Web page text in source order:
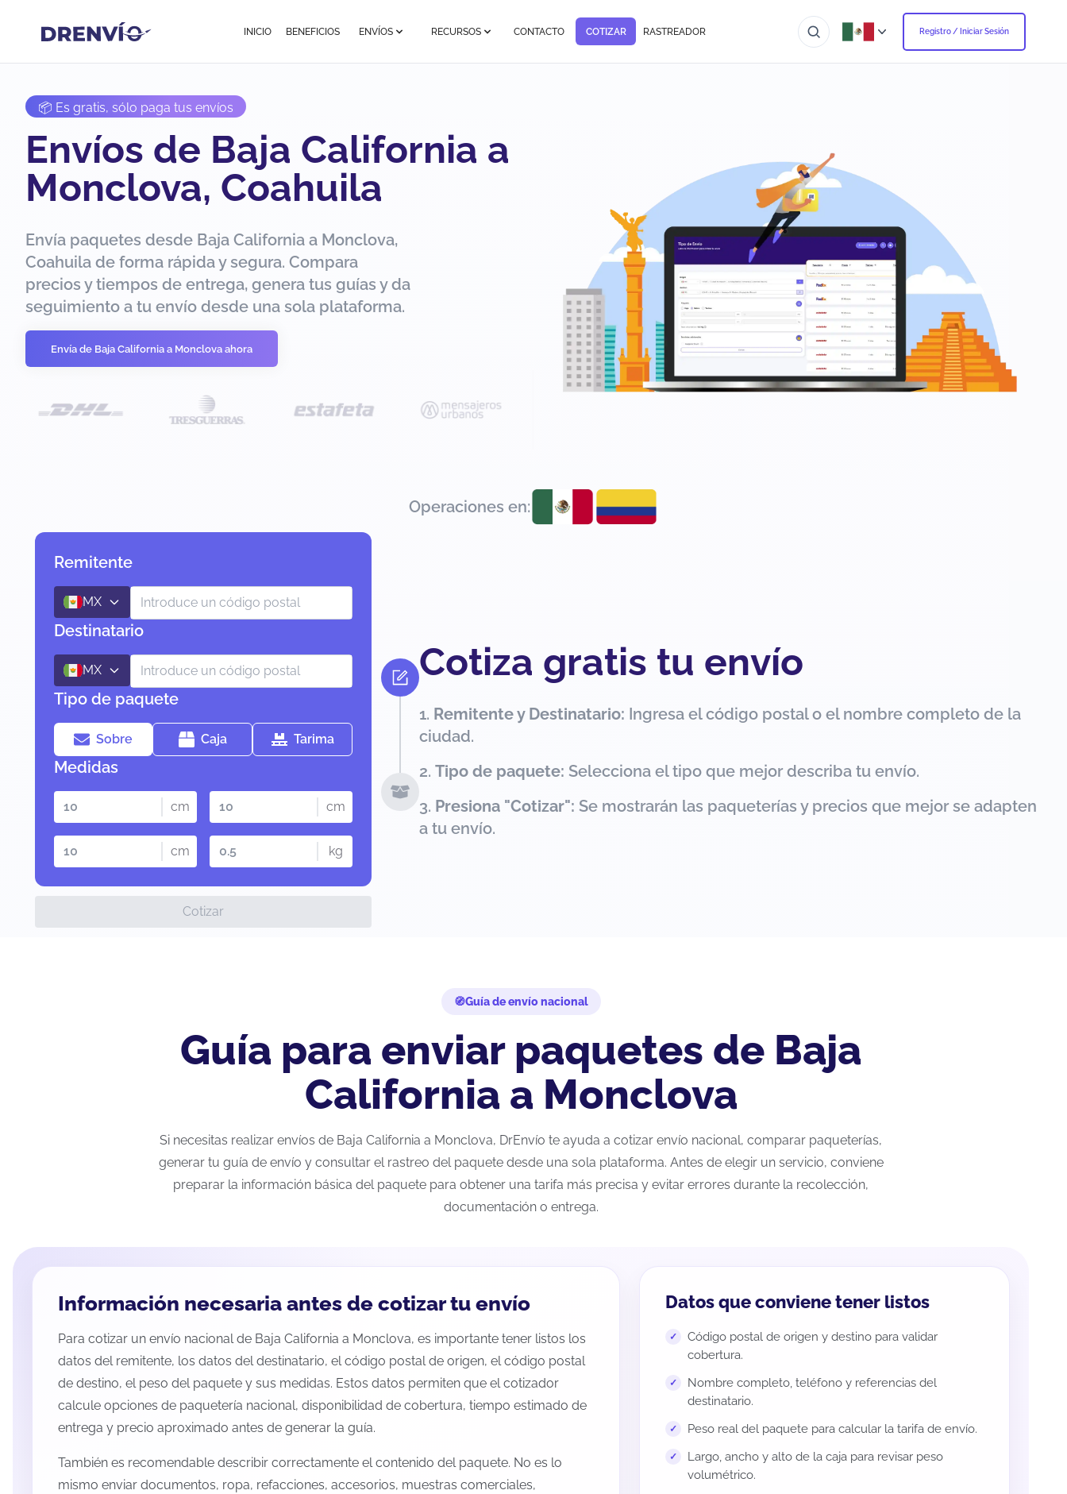
INICIO BENEFICIOS ENVÍOS RECURSOS CONTACTO COTIZAR RASTREADOR Registro / Iniciar Sesión
📦 Es gratis, sólo paga tus envíos
Envíos de Baja California a
Monclova, Coahuila
Envía paquetes desde Baja California a Monclova,
Coahuila de forma rápida y segura. Compara
precios y tiempos de entrega, genera tus guías y da
seguimiento a tu envío desde una sola plataforma.
Envía de Baja California a Monclova ahora
Operaciones en:
Remitente
MX
Destinatario
MX
Tipo de paquete
Sobre Caja Tarima
Medidas
cm cm
cm kg
Cotizar
Cotiza gratis tu envío
Remitente y Destinatario: Ingresa el código postal o el nombre completo de la
ciudad.
Tipo de paquete: Selecciona el tipo que mejor describa tu envío.
Presiona "Cotizar": Se mostrarán las paqueterías y precios que mejor se adapten
a tu envío.
Guía de envío nacional
Guía para enviar paquetes de Baja
California a Monclova
Si necesitas realizar envíos de Baja California a Monclova, DrEnvío te ayuda a cotizar envío nacional, comparar paqueterías,
generar tu guía de envío y consultar el rastreo del paquete desde una sola plataforma. Antes de elegir un servicio, conviene
preparar la información básica del paquete para obtener una tarifa más precisa y evitar errores durante la recolección,
documentación o entrega.
Información necesaria antes de cotizar tu envío
Para cotizar un envío nacional de Baja California a Monclova, es importante tener listos los
datos del remitente, los datos del destinatario, el código postal de origen, el código postal
de destino, el peso del paquete y sus medidas. Estos datos permiten que el cotizador
calcule opciones de paquetería nacional, disponibilidad de cobertura, tiempo estimado de
entrega y precio aproximado antes de generar la guía.
También es recomendable describir correctamente el contenido del paquete. No es lo
mismo enviar documentos, ropa, refacciones, accesorios, muestras comerciales,
Datos que conviene tener listos
Código postal de origen y destino para validar
cobertura.
Nombre completo, teléfono y referencias del
destinatario.
Peso real del paquete para calcular la tarifa de envío.
Largo, ancho y alto de la caja para revisar peso
volumétrico.